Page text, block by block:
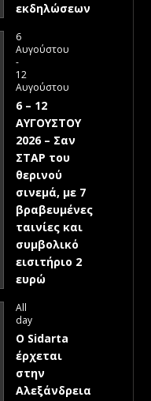
εκδηλώσεων
6
Αυγούστου
-
12
Αυγούστου
6 – 12
ΑΥΓΟΥΣΤΟΥ
2026 – Σαν
ΣΤΑΡ του
θερινού
σινεμά, με 7
βραβευμένες
ταινίες και
συμβολικό
εισιτήριο 2
ευρώ
All
day
Ο Sidarta
έρχεται
στην
Αλεξάνδρεια